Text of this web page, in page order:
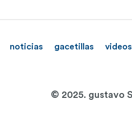
noticias gacetillas videos
© 2025. gustavo